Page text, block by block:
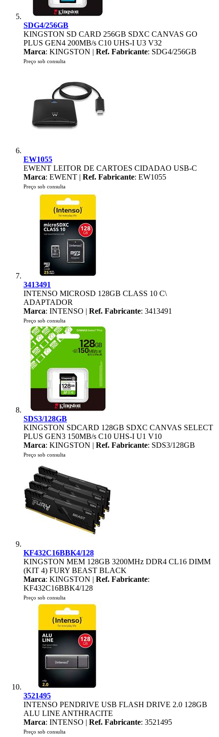
SDG4/256GB
KINGSTON SD CARD 256GB SDXC CANVAS GO
PLUS GEN4 200MB/s C10 UHS-I U3 V32
Marca: KINGSTON | Ref. Fabricante: SDG4/256GB
Preço sob consulta
EW1055
EWENT LEITOR DE CARTOES CIDADAO USB-C
Marca: EWENT | Ref. Fabricante: EW1055
Preço sob consulta
3413491
INTENSO MICROSD 128GB CLASS 10 C\
ADAPTADOR
Marca: INTENSO | Ref. Fabricante: 3413491
Preço sob consulta
SDS3/128GB
KINGSTON SDCARD 128GB SDXC CANVAS SELECT
PLUS GEN3 150MB/s C10 UHS-I U1 V10
Marca: KINGSTON | Ref. Fabricante: SDS3/128GB
Preço sob consulta
KF432C16BBK4/128
KINGSTON MEM 128GB 3200MHz DDR4 CL16 DIMM
(KIT 4) FURY BEAST BLACK
Marca: KINGSTON | Ref. Fabricante:
KF432C16BBK4/128
Preço sob consulta
3521495
INTENSO PENDRIVE USB FLASH DRIVE 2.0 128GB
ALU LINE ANTHRACITE
Marca: INTENSO | Ref. Fabricante: 3521495
Preço sob consulta